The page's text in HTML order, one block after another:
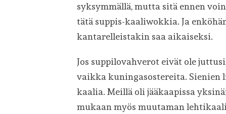
syksymmällä, mutta sitä ennen
tätä suppis-kaaliwokkia. Ja
kantarelleistakin saa aikaiseksi.
Jos suppilovahverot eivät ole
vaikka kuningasostereita. Sienien
kaalia. Meillä oli jääkaapissa
mukaan myös muutaman